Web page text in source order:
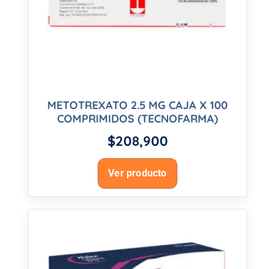
METOTREXATO 2.5 MG CAJA X 100
COMPRIMIDOS (TECNOFARMA)
$208,900
Ver producto